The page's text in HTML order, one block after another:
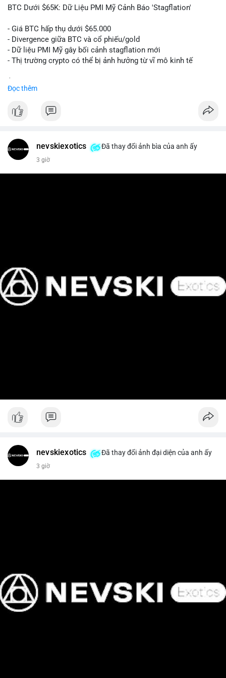
📰 Nguồn: Cointelegraph
BTC Dưới $65K: Dữ Liệu PMI Mỹ Cảnh Báo 'Stagflation'
- Giá BTC hấp thụ dưới $65.000
- Divergence giữa BTC và cổ phiếu/gold
- Dữ liệu PMI Mỹ gây bối cảnh stagflation mới
- Thị trường crypto có thể bị ảnh hưởng từ vĩ mô kinh tế
Đọc thêm
nevskiexotics Đã thay đổi ảnh bìa của anh ấy
3 giờ
nevskiexotics Đã thay đổi ảnh đại diện của anh ấy
3 giờ